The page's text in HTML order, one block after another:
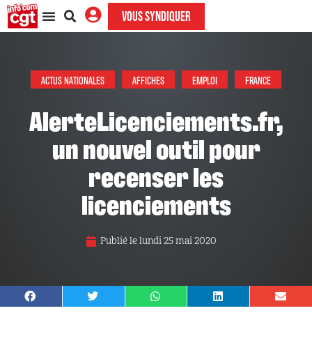
VOUS SYNDIQUER
ACTUS NATIONALES AFFICHES EMPLOI FRANCE
AlerteLicenciements.fr,
un nouvel outil pour
recenser les
licenciements
Publié lelundi 25 mai 2020